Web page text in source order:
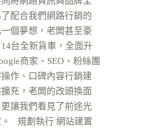
配合我們網路行銷的
個夢想，老闆甚至豪
台全新貨車，全面升
商家、SEO、粉絲團
作、口碑內容行銷建
充，老闆的改頭換面
讓我們看見了前途光
。 規劃執行 網站建置